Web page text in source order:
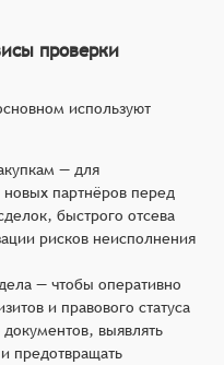
проверки
используют
— для
партнёров перед
быстрого отсева
рисков неисполнения
— чтобы оперативно
и правового статуса
документов, выявлять
предотвращать